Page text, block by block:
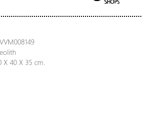
X 40 X 35 cm.